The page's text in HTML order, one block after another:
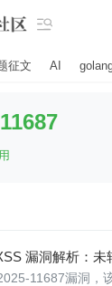

征文 AI
漏洞解析：未
11687漏洞，